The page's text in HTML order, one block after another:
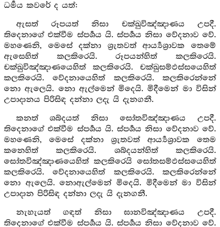
ධර්‍මය කවරේ ද යත්:
ඇසත් රූපයත් නිසා චක්ඛුවිඤ්ඤාණය උපදී.
තිදෙනාගේ එක්වීම ස්පර්‍ශය යි. ස්පර්‍ශය නිසා වේදනාව වේ.
මහණෙනි, මෙසේ දක්නා ශ්‍රැතවත් ආර්‍ය්‍යශ්‍රාවක තෙමේ
ඇසෙහිත් කලකිරෙයි. රූපයන්හිත් කලකිරෙයි.
චක්ඛුවිඤ්ඤාණයෙහිත් කලකිරෙයි. චක්ඛුසම්ඵස්සයෙහිත්
කලකිරෙයි. වේදනායෙහිත් කලකිරෙයි. කලකිරෙන්නේ
නො ඇලෙයි. නො ඇල්මෙන් මිදෙයි. මිදීමෙන් මා විසින්
උපාදානය පිරිසිඳ දන්නා ලදැ යි දැනගනී.
කනත් ශබ්දයත් නිසා සෝතවිඤ්ඤාණය උපදී.
තිදෙනාගේ එක්වීම ස්පර්‍ශය යි. ස්පර්‍ශය නිසා වේදනාව වේ.
මහණෙනි, මෙසේ දක්නා ශ්‍රැතවත් ආර්‍ය්‍යශ්‍රාවක තෙම
කනෙහිත් කලකිරෙයි. ශබ්දයන්හිත් කලකිරෙයි.
සෝතවිඤ්ඤාණයෙහිත් කලකිරෙයි සෝතසම්ඵස්සයෙහිත්
කලකිරෙයි. වේදනායෙහිත් කලකිරෙයි. කලකිරෙන්නේ
නො ඇලෙයි. නොඇල්මෙන් මිදෙයි. මිදීමෙන් මා විසින්
උපාදාන පිරිසිඳ දන්නා ලදැ යි දැනගනී.
නැහැයත් ගඳත් නිසා ඝානවිඤ්ඤාණය උපදී.
තිදෙනාගේ එක්වීම ස්පර්‍ශය යි. ස්පර්‍ශය නිසා වේදනාව වේ.